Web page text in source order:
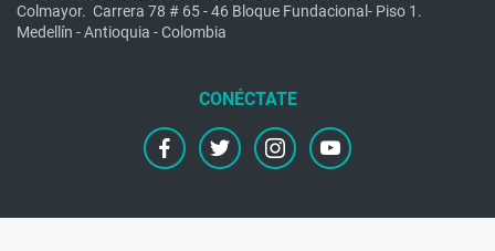
Colmayor. Carrera 78 # 65 - 46 Bloque Fundacional- Piso 1.
Medellín - Antioquia - Colombia
facebooktwitter instagramyoutube